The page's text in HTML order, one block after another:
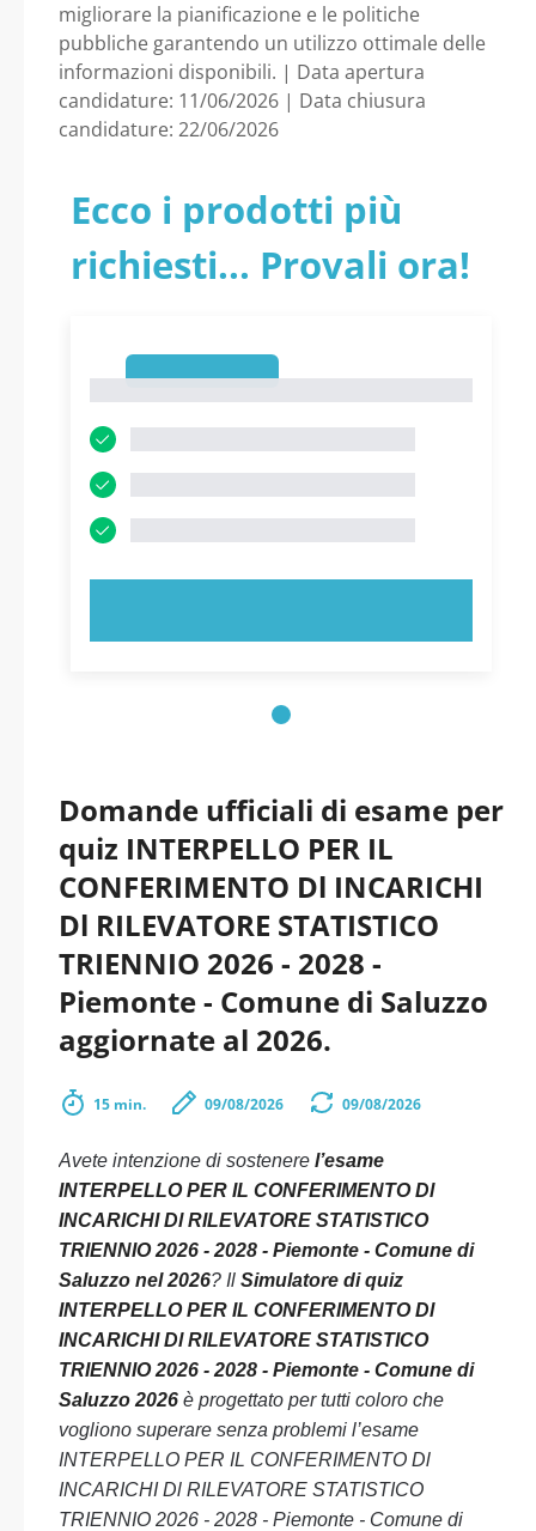
migliorare la pianificazione e le politiche
pubbliche garantendo un utilizzo ottimale delle
informazioni disponibili. | Data apertura
candidature: 11/06/2026 | Data chiusura
candidature: 22/06/2026
Ecco i prodotti più
richiesti... Provali ora!
Domande ufficiali di esame per
quiz INTERPELLO PER IL
CONFERIMENTO Dl INCARICHI
Dl RILEVATORE STATISTICO
TRIENNIO 2026 - 2028 -
Piemonte - Comune di Saluzzo
aggiornate al 2026.
15 min. 09/08/2026 09/08/2026
Avete intenzione di sostenere l’esame
INTERPELLO PER IL CONFERIMENTO Dl
INCARICHI Dl RILEVATORE STATISTICO
TRIENNIO 2026 - 2028 - Piemonte - Comune di
Saluzzo nel 2026? Il Simulatore di quiz
INTERPELLO PER IL CONFERIMENTO Dl
INCARICHI Dl RILEVATORE STATISTICO
TRIENNIO 2026 - 2028 - Piemonte - Comune di
Saluzzo 2026 è progettato per tutti coloro che
vogliono superare senza problemi l’esame
INTERPELLO PER IL CONFERIMENTO Dl
INCARICHI Dl RILEVATORE STATISTICO
TRIENNIO 2026 - 2028 - Piemonte - Comune di